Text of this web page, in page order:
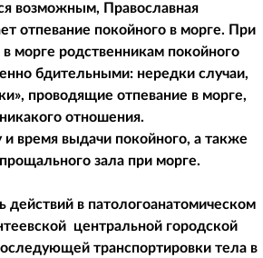
возможным, Православная
отпевание покойного в морге. При
в морге родственникам покойного
бдительными: нередки случаи,
проводящие отпевание в морге,
отношения.
и время выдачи покойного, а также
зала при морге.
действий в патологоанатомическом
центральной городской
транспортировки тела в